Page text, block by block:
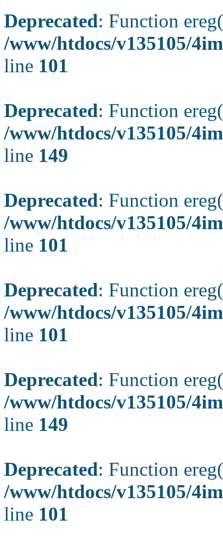
Deprecated: Function
/www/htdocs/v135105/
line 101
Deprecated: Function
/www/htdocs/v135105/
line 149
Deprecated: Function
/www/htdocs/v135105/
line 101
Deprecated: Function
/www/htdocs/v135105/
line 101
Deprecated: Function
/www/htdocs/v135105/
line 149
Deprecated: Function
/www/htdocs/v135105/
line 101